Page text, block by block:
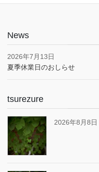
News
2026年7月13日
夏季休業日のおしらせ
tsurezure
2026年8月8日